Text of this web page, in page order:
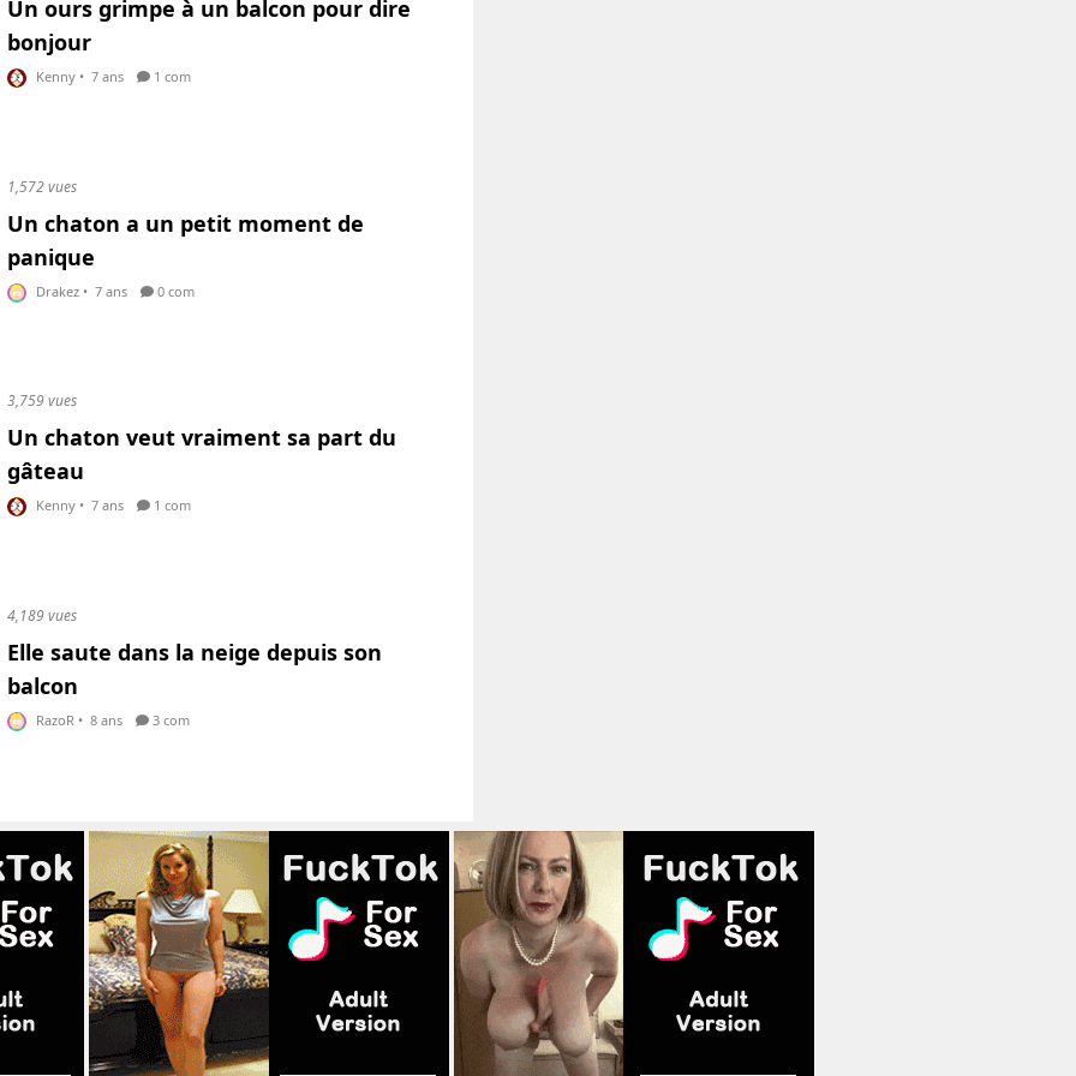
Un ours grimpe à un balcon pour dire
bonjour
Kenny • 7 ans 1 com
1,572 vues
Un chaton a un petit moment de
panique
Drakez • 7 ans 0 com
3,759 vues
Un chaton veut vraiment sa part du
gâteau
Kenny • 7 ans 1 com
4,189 vues
Elle saute dans la neige depuis son
balcon
RazoR • 8 ans 3 com